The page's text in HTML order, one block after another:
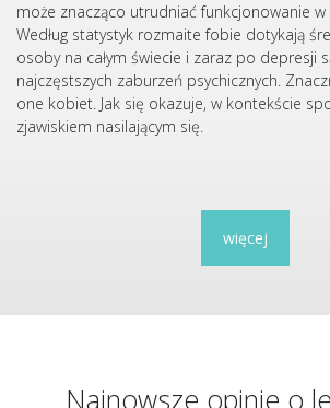
może znacząco utrudniać funkcjonowanie w
Według statystyk rozmaite fobie dotykają
osoby na całym świecie i zaraz po depresji
najczęstszych zaburzeń psychicznych.
one kobiet. Jak się okazuje, w kontekście
zjawiskiem nasilającym się.
więcej
Najnowsze opinie o